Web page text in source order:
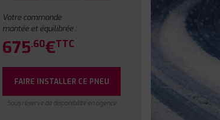
Votre commande
montée et équilibrée :
675.60€TTC
FAIRE INSTALLER CE PNEU
Sous réserve de disponibilité en agence